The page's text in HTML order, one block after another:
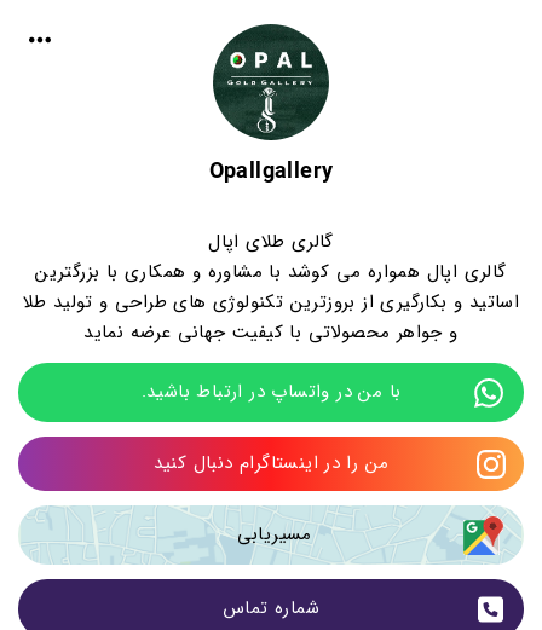
Opallgallery
گالری طلای اپال
گالری اپال همواره می کوشد با مشاوره و همکاری با بزرگترین
اساتید و بکارگیری از بروزترین تکنولوژی های طراحی و تولید طلا
و جواهر محصولاتی با کیفیت جهانی عرضه نماید
با من در واتساپ در ارتباط باشید.
من را در اینستاگرام دنبال کنید
مسیریابی
شماره تماس